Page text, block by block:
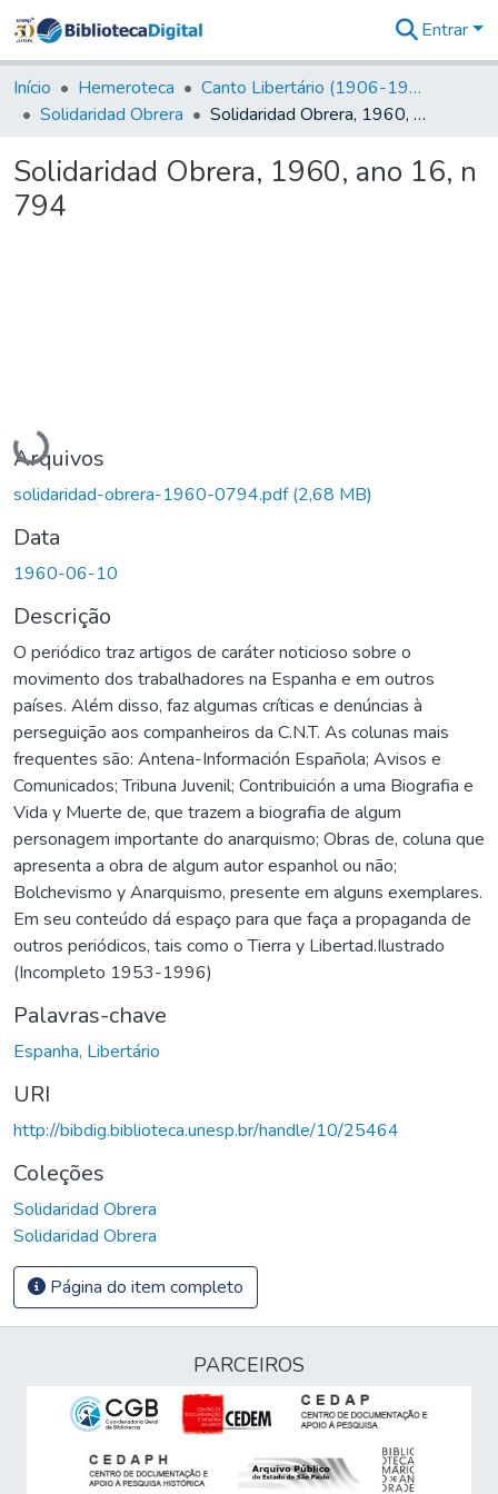
&
Coleções
Tudo na
Digital
Entrar
Início Hemeroteca
Canto Libertário (1906-1995)
Solidaridad Obrera
Solidaridad Obrera, 1960, ano 16, n 794
Solidaridad Obrera, 1960, ano 16, n
794
Carregando...
Arquivos
solidaridad-obrera-1960-0794.pdf(2,68 MB)
Data
1960-06-10
Descrição
O periódico traz artigos de caráter noticioso sobre o
movimento dos trabalhadores na Espanha e em outros
países. Além disso, faz algumas críticas e denúncias à
perseguição aos companheiros da C.N.T. As colunas mais
frequentes são: Antena-Información Española; Avisos e
Comunicados; Tribuna Juvenil; Contribuición a uma Biografia e
Vida y Muerte de, que trazem a biografia de algum
personagem importante do anarquismo; Obras de, coluna que
apresenta a obra de algum autor espanhol ou não;
Bolchevismo y Anarquismo, presente em alguns exemplares.
Em seu conteúdo dá espaço para que faça a propaganda de
outros periódicos, tais como o Tierra y Libertad.Ilustrado
(Incompleto 1953-1996)
Palavras-chave
Espanha, Libertário
URI
http://bibdig.biblioteca.unesp.br/handle/10/25464
Coleções
Solidaridad Obrera
Solidaridad Obrera
Página do item completo
PARCEIROS